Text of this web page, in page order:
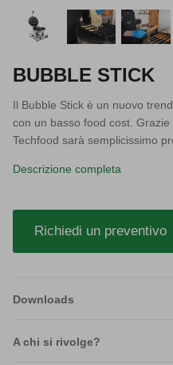
BUBBLE STICK
Il Bubble Stick è un nuovo
con un basso food cost.
Techfood sarà semplicissimo
Descrizione completa
Richiedi un preventivo
Downloads
A chi si rivolge?